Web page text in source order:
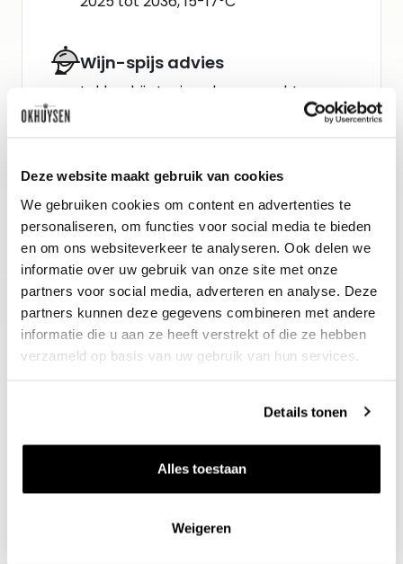
Deze website maakt gebruik van cookies
We gebruiken cookies om content en advertenties te
personaliseren, om functies voor social media te bieden
en om ons websiteverkeer te analyseren. Ook delen we
informatie over uw gebruik van onze site met onze
partners voor social media, adverteren en analyse. Deze
partners kunnen deze gegevens combineren met andere
informatie die u aan ze heeft verstrekt of die ze hebben
verzameld op basis van uw gebruik van hun services.
Details tonen
Alles toestaan
Weigeren
Wijn-spijs advies
Lekker bij stevige vleesgerechten,
zoals gebraden runderribstuk of
Gidsbeoordeling
R. Parker/The Wine Advocate : 91+
Vinous : 90
Nieuws & inspiratie in Vineé Vineuse
Alle wijnen direct van de wijnboer